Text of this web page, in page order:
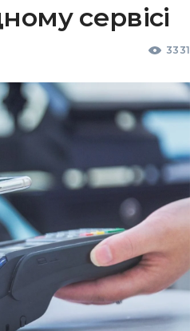
сервісі
3331